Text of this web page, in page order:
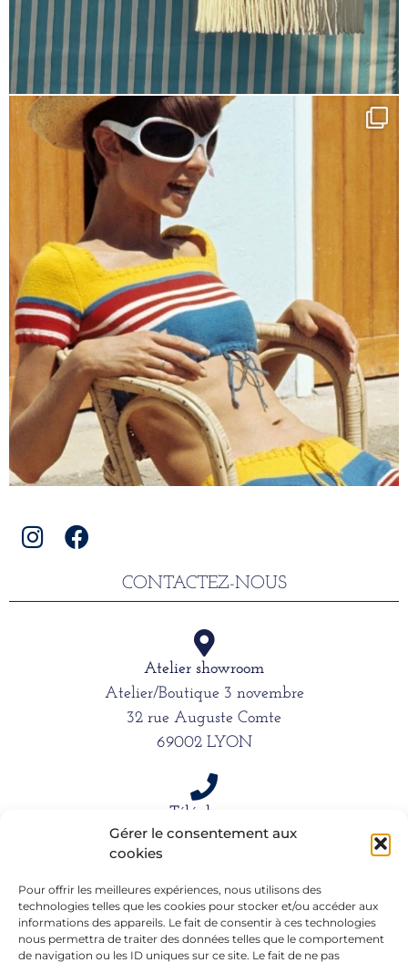
Gérer le consentement aux
cookies
Pour offrir les meilleures expériences, nous utilisons des
technologies telles que les cookies pour stocker et/ou accéder aux
informations des appareils. Le fait de consentir à ces technologies
nous permettra de traiter des données telles que le comportement
de navigation ou les ID uniques sur ce site. Le fait de ne pas
CONTACTEZ-NOUS
Atelier showroom
Atelier/Boutique 3 novembre
32 rue Auguste Comte
69002 LYON
Téléphone
06 15 61 39 66
Mail
alexandra.dargentre@sfr.fr